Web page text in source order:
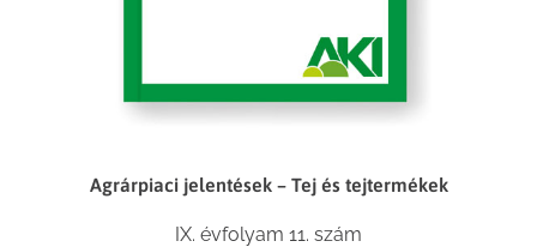
Agrárpiaci jelentések – Tej és tejtermékek
IX. évfolyam 11. szám